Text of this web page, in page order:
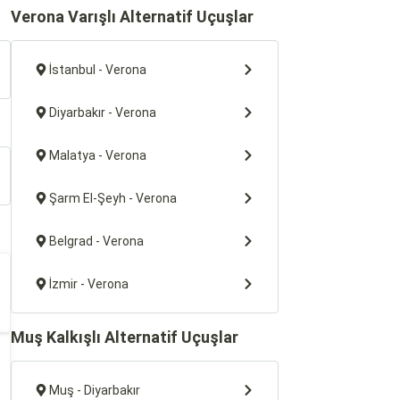
Verona Varışlı Alternatif Uçuşlar
İstanbul - Verona
Diyarbakır - Verona
Malatya - Verona
Şarm El-Şeyh - Verona
Belgrad - Verona
İzmir - Verona
Muş Kalkışlı Alternatif Uçuşlar
Muş - Diyarbakır